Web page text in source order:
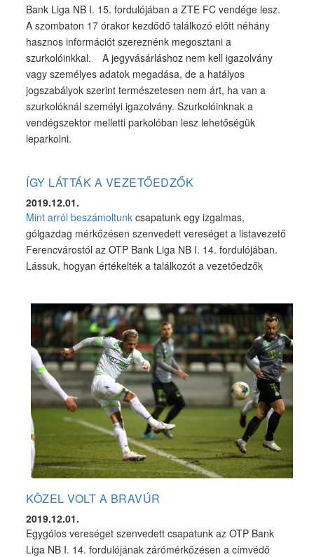
Bank Liga NB I. 15. fordulójában a ZTE FC vendége lesz.
A szombaton 17 órakor kezdődő találkozó előtt néhány
hasznos információt szereznénk megosztani a
szurkolóinkkal. A jegyvásárláshoz nem kell igazolvány
vagy személyes adatok megadása, de a hatályos
jogszabályok szerint természetesen nem árt, ha van a
szurkolóknál személyi igazolvány. Szurkolóinknak a
vendégszektor melletti parkolóban lesz lehetőségük
leparkolni.
ÍGY LÁTTÁK A VEZETŐEDZŐK
2019.12.01.
Mint arról beszámoltunk csapatunk egy izgalmas,
gólgazdag mérkőzésen szenvedett vereséget a listavezető
Ferencvárostól az OTP Bank Liga NB I. 14. fordulójában.
Lássuk, hogyan értékelték a találkozót a vezetőedzők
KÖZEL VOLT A BRAVÚR
2019.12.01.
Egygólos vereséget szenvedett csapatunk az OTP Bank
Liga NB I. 14. fordulójának zárómérkőzésen a címvédő